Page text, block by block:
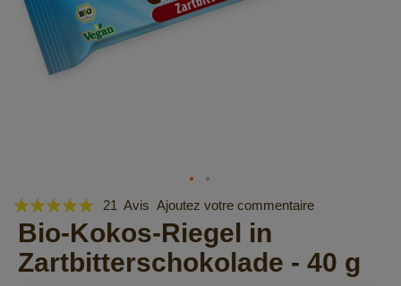
Skip
to
the
beginning
of
Évaluation:
98
% of100
21 Avis Ajoutez votre commentaire
Bio-Kokos-Riegel in
Zartbitterschokolade - 40 g